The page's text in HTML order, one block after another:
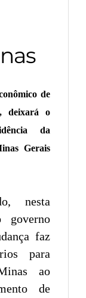
de
deixará o
da
Gerais
nesta
faz
para
ao
de